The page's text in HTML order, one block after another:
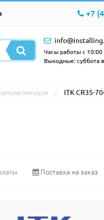
+7
Часы работы с 10:00
Выходные: суббота
ITK CR35-
Поставка на заказ